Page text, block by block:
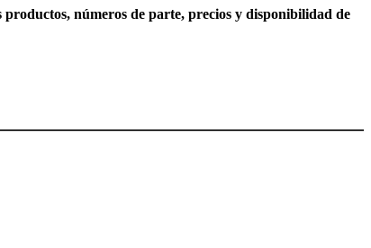
productos, números de parte, precios y disponibilidad de